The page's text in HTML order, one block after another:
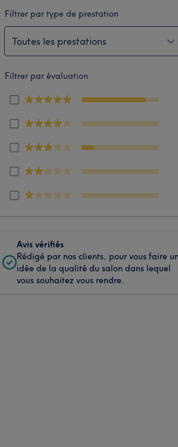
Filtrer par type de prestation
Toutes les prestations
Filtrer par évaluation
Avis vérifiés
Rédigé par nos clients, pour vous faire
idée de la qualité du salon dans lequel
vous souhaitez vous rendre.